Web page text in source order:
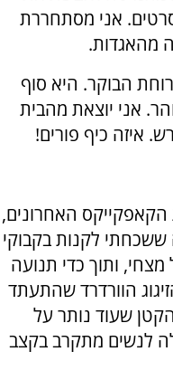
אני מסתחררת
מהאגדות.
הבוקר. היא סוף
אני יוצאת מהבית
איזה כיף פורים!
האחרונים,
ששכחתי לקנות בקבוקי
מצחי, ותוך כדי תנועה
הוורדרד שהתעתד
שעוד נותר על
לנשים מתקרב בקצב